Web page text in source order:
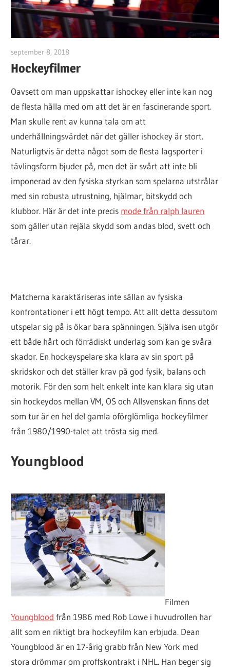
september 8, 2018
Hockeyfilmer
Oavsett om man uppskattar ishockey eller inte kan nog
de flesta hålla med om att det är en fascinerande sport.
Man skulle rent av kunna tala om att
underhållningsvärdet när det gäller ishockey är stort.
Naturligtvis är detta något som de flesta lagsporter i
tävlingsform bjuder på, men det är svårt att inte bli
imponerad av den fysiska styrkan som spelarna utstrålar
med sin robusta utrustning, hjälmar, bitskydd och
klubbor. Här är det inte precis mode från ralph lauren
som gäller utan rejäla skydd som andas blod, svett och
tårar.
Matcherna karaktäriseras inte sällan av fysiska
konfrontationer i ett högt tempo. Att allt detta dessutom
utspelar sig på is ökar bara spänningen. Själva isen utgör
ett både hårt och förrädiskt underlag som kan ge svåra
skador. En hockeyspelare ska klara av sin sport på
skridskor och det ställer krav på god fysik, balans och
motorik. För den som helt enkelt inte kan klara sig utan
sin hockeydos mellan VM, OS och Allsvenskan finns det
som tur är en hel del gamla oförglömliga hockeyfilmer
från 1980/1990-talet att trösta sig med.
Youngblood
Filmen
Youngblood från 1986 med Rob Lowe i huvudrollen har
allt som en riktigt bra hockeyfilm kan erbjuda. Dean
Youngblood är en 17-årig grabb från New York med
stora drömmar om proffskontrakt i NHL. Han beger sig